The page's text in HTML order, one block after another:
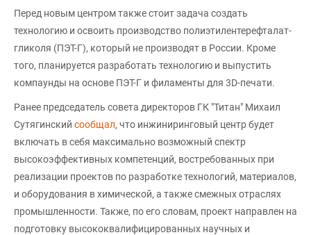
Перед новым центром также стоит задача создать
технологию и освоить производство полиэтилентерефталат-
гликоля (ПЭТ-Г), который не производят в России. Кроме
того, планируется разработать технологию и выпустить
компаунды на основе ПЭТ-Г и филаменты для 3D-печати.
Ранее председатель совета директоров ГК "Титан" Михаил
Сутягинский сообщал, что инжиниринговый центр будет
включать в себя максимально возможный спектр
высокоэффективных компетенций, востребованных при
реализации проектов по разработке технологий, материалов,
и оборудования в химической, а также смежных отраслях
промышленности. Также, по его словам, проект направлен на
подготовку высококвалифицированных научных и